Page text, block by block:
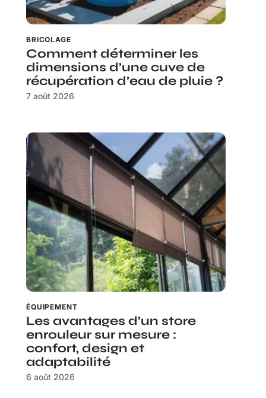
BRICOLAGE
Comment déterminer les
dimensions d’une cuve de
récupération d’eau de pluie ?
7 août 2026
ÉQUIPEMENT
Les avantages d’un store
enrouleur sur mesure :
confort, design et
adaptabilité
6 août 2026